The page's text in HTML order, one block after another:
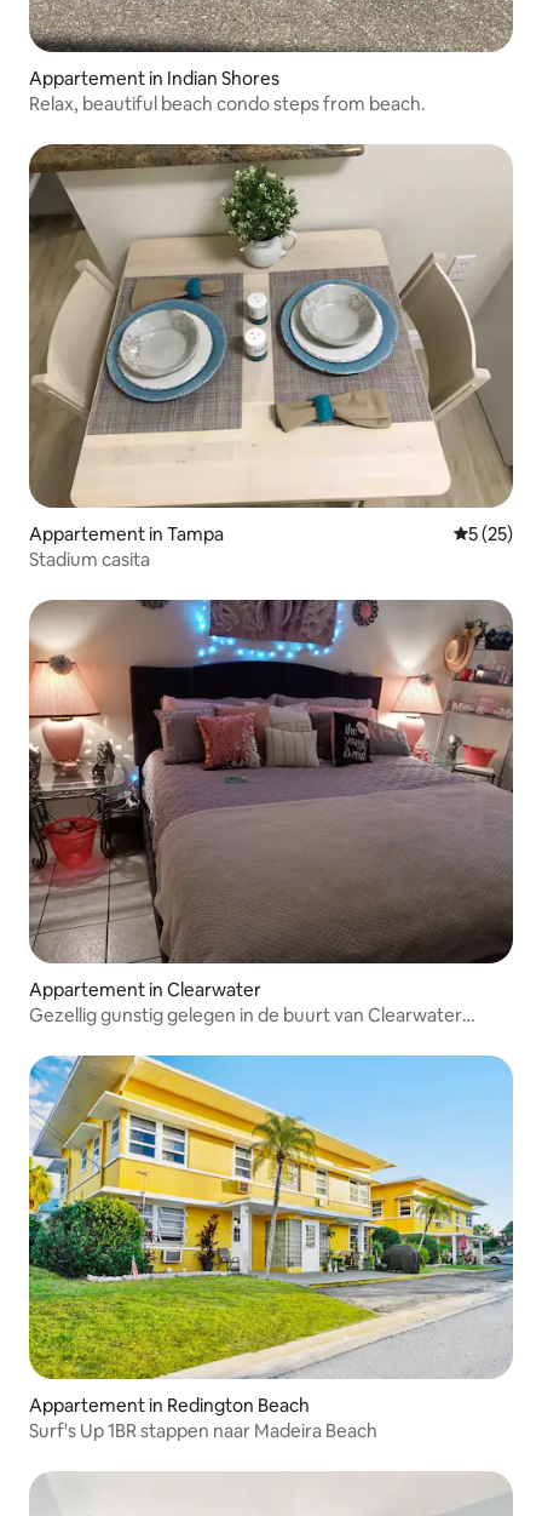
Appartement in Indian Shores
Relax, beautiful beach condo steps from beach.
Appartement in Tampa
5 (25)
Stadium casita
Appartement in Clearwater
Gezellig gunstig gelegen in de buurt van Clearwater
Appartement in Redington Beach
Surf's Up 1BR stappen naar Madeira Beach